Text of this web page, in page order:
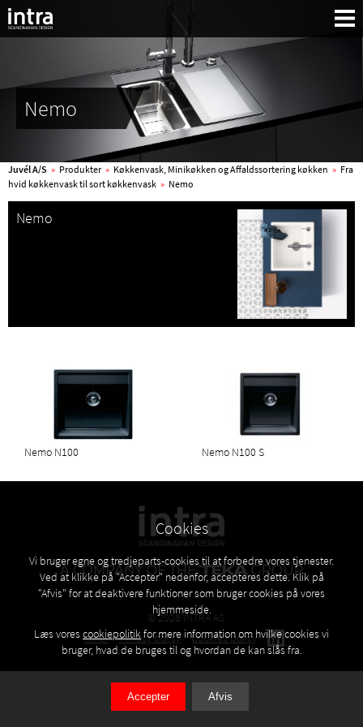
Søg:
Nemo
Juvél A/S » Produkter » Køkkenvask, Minikøkken og Affaldssortering køkken » Fra
hvid køkkenvask til sort køkkenvask » Nemo
Nemo
Nemo N100 Nemo N100 S
© 2026 INTRA AS
Vilkår
Privacy policy Cookies policy
Cookies
Vi bruger egne og tredjeparts-cookies til at forbedre vores tjenester.
Ved at klikke på "Accepter" nedenfor, accepteres dette. Klik på
"Afvis" for at deaktivere funktioner som bruger cookies på vores
hjemmeside.
Læs vorescookiepolitikfor mere information om hvilke cookies vi
bruger, hvad de bruges til og hvordan de kan slås fra.
Accepter Afvis